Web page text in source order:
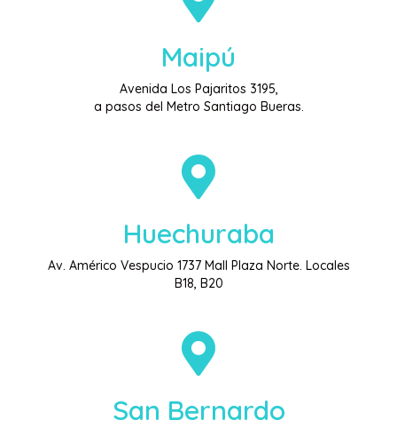
Maipú
Avenida Los Pajaritos 3195,
a pasos del Metro Santiago Bueras.
Huechuraba
Av. Américo Vespucio 1737 Mall Plaza Norte. Locales
B18, B20
San Bernardo